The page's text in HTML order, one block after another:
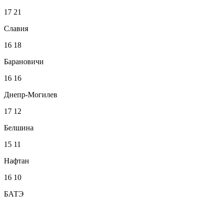
17 21
Славия
16 18
Барановичи
16 16
Днепр-Могилев
17 12
Белшина
15 11
Нафтан
16 10
БАТЭ